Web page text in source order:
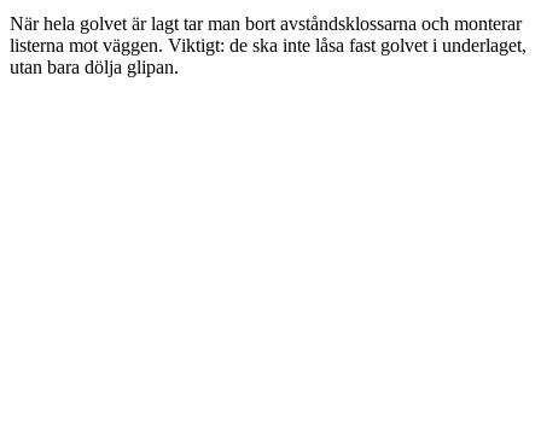
När hela golvet är lagt tar man bort avståndsklossarna och monterar
listerna mot väggen. Viktigt: de ska inte låsa fast golvet i underlaget,
utan bara dölja glipan.